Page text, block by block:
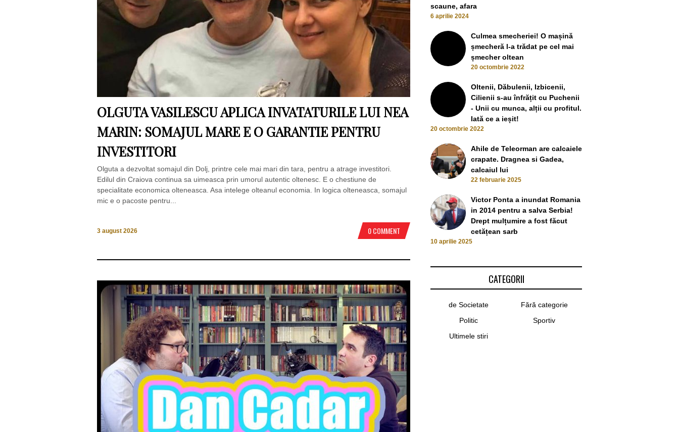
OLGUTA VASILESCU APLICA INVATATURILE LUI NEA
MARIN: SOMAJUL MARE E O GARANTIE PENTRU
INVESTITORI
Olguta a dezvoltat somajul din Dolj, printre cele mai mari din tara, pentru a atrage investitori.
Edilul din Craiova continua sa uimeasca prin umorul autentic oltenesc. E o chestiune de
specialitate economica olteneasca. Asa intelege olteanul economia. In logica olteneasca, somajul
mic e o pacoste pentru...
3 august 2026 0 COMMENT
scaune, afara
6 aprilie 2024
Culmea smecheriei! O mașină
șmecheră l-a trădat pe cel mai
șmecher oltean
20 octombrie 2022
Oltenii, Dăbulenii, Izbicenii,
Cilienii s-au înfrățit cu Puchenii
- Unii cu munca, alții cu profitul.
Iată ce a ieșit!
20 octombrie 2022
Ahile de Teleorman are calcaiele
crapate. Dragnea si Gadea,
calcaiul lui
22 februarie 2025
Victor Ponta a inundat Romania
in 2014 pentru a salva Serbia!
Drept mulțumire a fost făcut
cetățean sarb
10 aprilie 2025
CATEGORII
de Societate
Fără categorie
Politic
Sportiv
Ultimele stiri